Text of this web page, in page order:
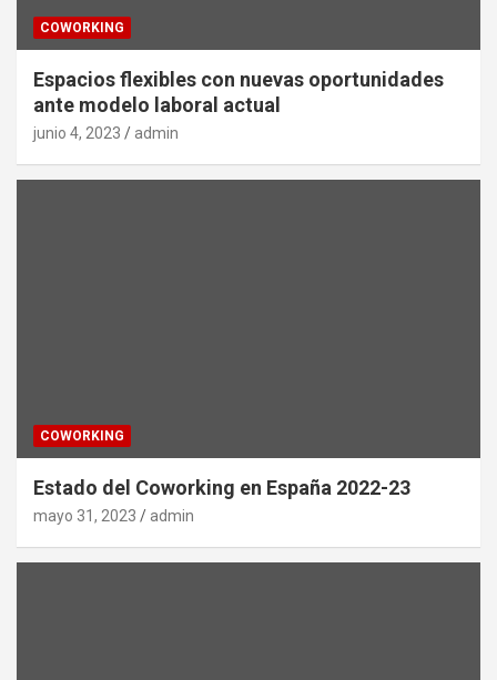
COWORKING
Espacios flexibles con nuevas oportunidades
ante modelo laboral actual
junio 4, 2023 admin
COWORKING
Estado del Coworking en España 2022-23
mayo 31, 2023 admin